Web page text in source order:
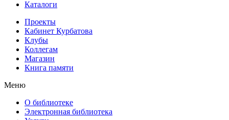
Каталоги
Проекты
Кабинет Курбатова
Клубы
Коллегам
Магазин
Книга памяти
Меню
О библиотеке
Электронная библиотека